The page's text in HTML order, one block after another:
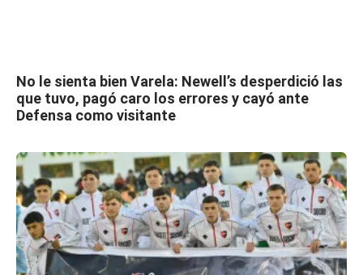
No le sienta bien Varela: Newell’s desperdició las
que tuvo, pagó caro los errores y cayó ante
Defensa como visitante